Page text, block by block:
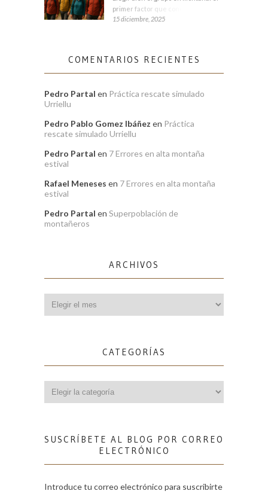
primer factor que condiciona tu
15 diciembre, 2025
COMENTARIOS RECIENTES
Pedro Partal en Práctica rescate simulado
Urriellu
Pedro Pablo Gomez Ibáñez en Práctica
rescate simulado Urriellu
Pedro Partal en 7 Errores en alta montaña
estival
Rafael Meneses en 7 Errores en alta montaña
estival
Pedro Partal en Superpoblación de
montañeros
ARCHIVOS
CATEGORÍAS
SUSCRÍBETE AL BLOG POR CORREO
ELECTRÓNICO
Introduce tu correo electrónico para suscribirte